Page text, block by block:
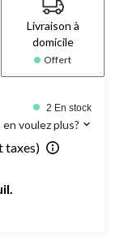
Livraison à
domicile
Offert
2 En stock
en voulez plus?
taxes)